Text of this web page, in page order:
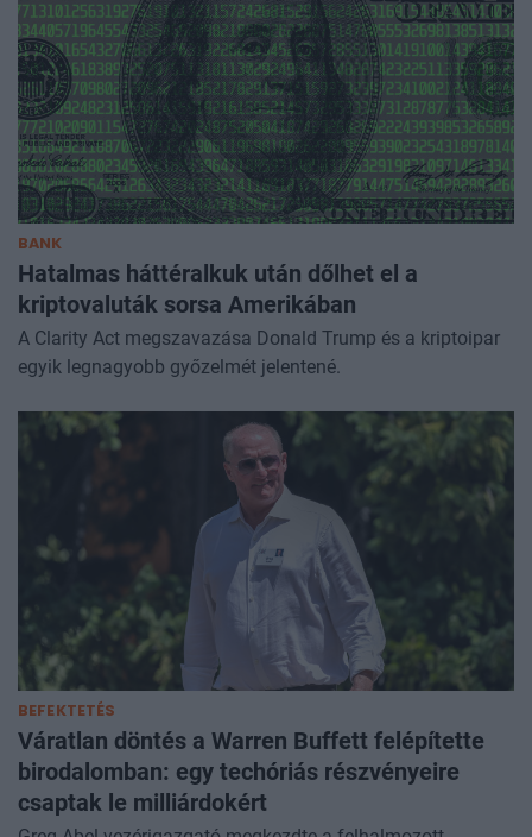
BANK
Hatalmas háttéralkuk után dőlhet el a
kriptovaluták sorsa Amerikában
A Clarity Act megszavazása Donald Trump és a kriptoipar
egyik legnagyobb győzelmét jelentené.
BEFEKTETÉS
Váratlan döntés a Warren Buffett felépítette
birodalomban: egy techóriás részvényeire
csaptak le milliárdokért